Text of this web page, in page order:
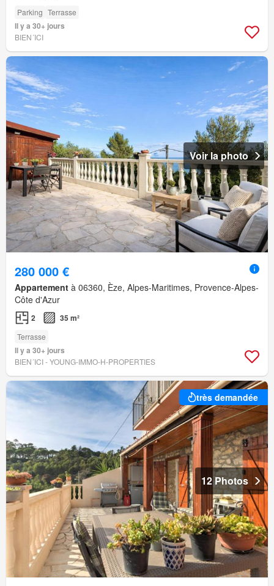
Parking Terrasse
Il y a 30+ jours
BIEN´ICI
Voir la photo
280 000 €
Appartement à 06360, Èze, Alpes-Maritimes, Provence-Alpes-
Côte d'Azur
2 35 m²
Terrasse
Il y a 30+ jours
BIEN´ICI - YOUNG-IMMO-H-PROPERTIES
très demandée
12 Photos